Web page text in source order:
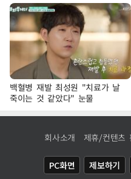
백혈병 재발 최성원 "치료가 날
죽이는 것 같았다" 눈물
회사소개 제휴/컨텐츠
PC화면 제보하기